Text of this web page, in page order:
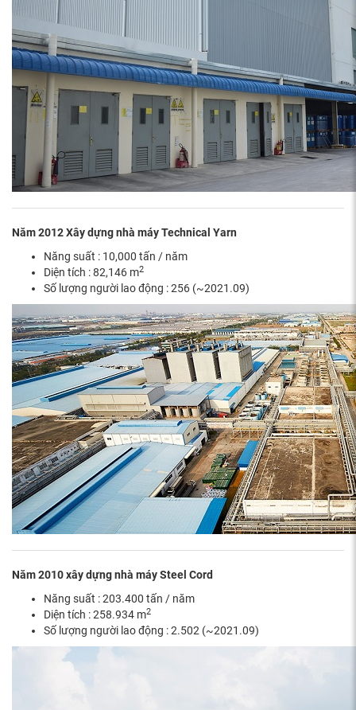
Năm 2012 Xây dựng nhà máy Technical Yarn
Năng suất : 10,000 tấn / năm
Diện tích : 82,146 m2
Số lượng người lao động : 256 (~2021.09)
Năm 2010 xây dựng nhà máy Steel Cord
Năng suất : 203.400 tấn / năm
Diện tích : 258.934 m2
Số lượng người lao động : 2.502 (~2021.09)